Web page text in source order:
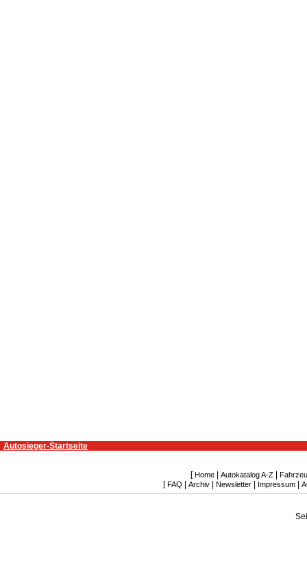
Autosieger-Startseite
[ Home Autokatalog A-Z
[ FAQ Archiv| Newsletter| Impressum|